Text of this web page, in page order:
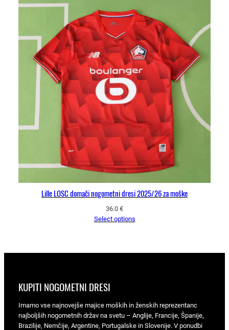
Lille LOSC domači nogometni dresi 2025/26 za moške
36.0 €
Select options
KUPITI NOGOMETNI DRESI
Imamo vse najnovejše majice moških in ženskih reprezentanc
najboljših nogometnih držav na svetu – Anglije, Francije, Španije,
Brazilije, Nemčije, Argentine, Portugalske in Slovenije. V ponudbi